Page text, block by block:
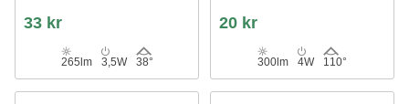
33 kr
265lm 3,5W 38°
20 kr
300lm 4W 110°